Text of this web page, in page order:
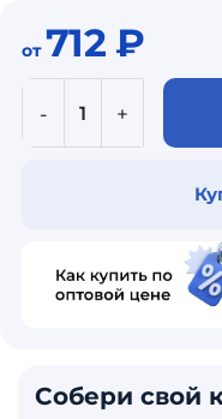
от712 ₽
Собери свой